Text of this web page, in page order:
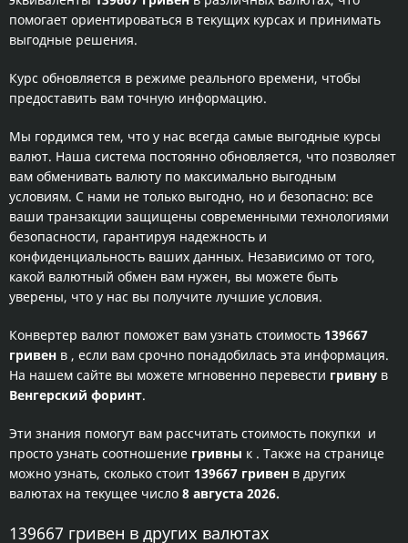
помогает ориентироваться в текущих курсах и принимать
выгодные решения.
Курс обновляется в режиме реального времени, чтобы
предоставить вам точную информацию.
Мы гордимся тем, что у нас всегда самые выгодные курсы
валют. Наша система постоянно обновляется, что позволяет
вам обменивать валюту по максимально выгодным
условиям. С нами не только выгодно, но и безопасно: все
ваши транзакции защищены современными технологиями
безопасности, гарантируя надежность и
конфиденциальность ваших данных. Независимо от того,
какой валютный обмен вам нужен, вы можете быть
уверены, что у нас вы получите лучшие условия.
Конвертер валют поможет вам узнать стоимость 139667
гривен в , если вам срочно понадобилась эта информация.
На нашем сайте вы можете мгновенно перевести гривну в
Венгерский форинт.
Эти знания помогут вам рассчитать стоимость покупки и
просто узнать соотношение гривны к . Также на странице
можно узнать, сколько стоит 139667 гривен в других
валютах на текущее число 8 августа 2026.
139667 гривен в других валютах